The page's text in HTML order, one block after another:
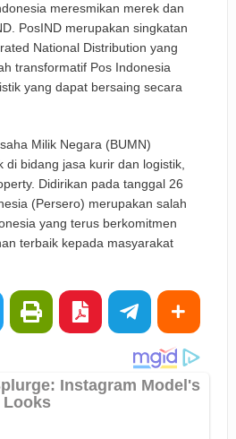
meresmikan merek dan
PosIND merupakan singkatan
National Distribution yang
transformatif Pos Indonesia
yang dapat bersaing secara
Milik Negara (BUMN)
di bidang jasa kurir dan logistik,
Didirikan pada tanggal 26
(Persero) merupakan salah
yang terus berkomitmen
terbaik kepada masyarakat